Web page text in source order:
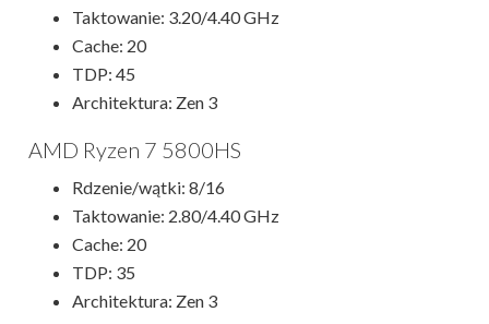
Taktowanie: 3.20/4.40 GHz
Cache: 20
TDP: 45
Architektura: Zen 3
AMD Ryzen 7 5800HS
Rdzenie/wątki: 8/16
Taktowanie: 2.80/4.40 GHz
Cache: 20
TDP: 35
Architektura: Zen 3